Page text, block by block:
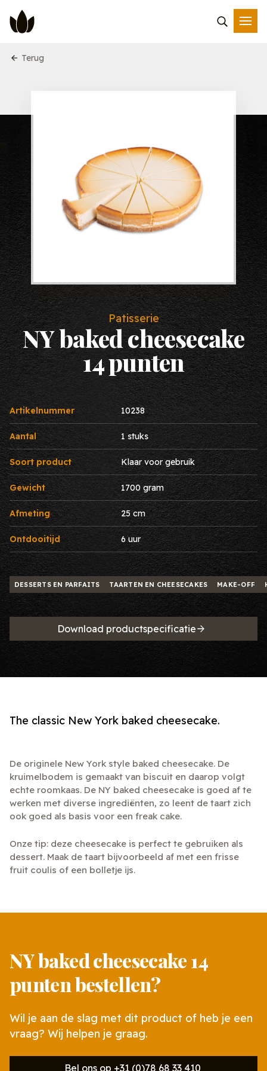
Terug
Patisserie
NY baked cheesecake
14 punten
Artikelnummer 10238
Aantal 1 stuks
Soort product Klaar voor gebruik
Gewicht 1700 gram
Afmeting 25 cm
Ontdooitijd 6 uur
DESSERTS EN PARFAITS TAARTEN EN CHEESECAKES MAKE-OFF
Download productspecificatie
The classic New York baked cheesecake.
De originele New York style baked cheesecake. De
kruimelbodem is gemaakt van biscuit en daarop volgt
echte roomkaas. De NY baked cheesecake is goed af te
werken met diverse ingrediënten, zo leent de taart zich
ook goed als basis voor een freak cake.
Onze tip: deze cheesecake is perfect te gebruiken als
dessert. Maak de taart bijvoorbeeld af met een frisse
fruit coulis of een bolletje ijs.
NY baked cheesecake 14
punten bestellen?
Wil je aan de slag met dit product of heb je een
vraag? Wij helpen je graag.
Bel ons op +31 (0)78 68 33 410